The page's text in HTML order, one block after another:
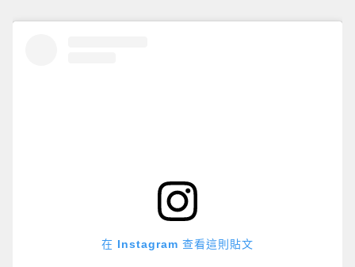
在 Instagram 查看這則貼文